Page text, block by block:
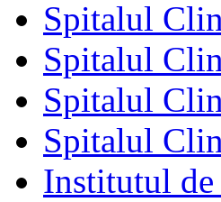
Spitalul
Spitalul
Spitalul
Spitalul
Institutul